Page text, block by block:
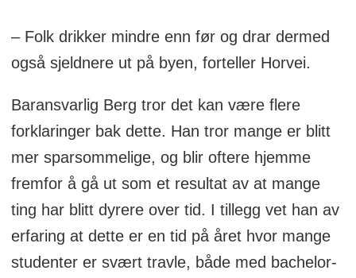
– Folk drikker mindre enn før og drar dermed
også sjeldnere ut på byen, forteller Horvei.
Baransvarlig Berg tror det kan være flere
forklaringer bak dette. Han tror mange er blitt
mer sparsommelige, og blir oftere hjemme
fremfor å gå ut som et resultat av at mange
ting har blitt dyrere over tid. I tillegg vet han av
erfaring at dette er en tid på året hvor mange
studenter er svært travle, både med bachelor-